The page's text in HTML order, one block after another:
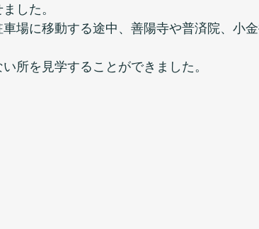
した。
場に移動する途中、善陽寺や普済院、小
所を見学することができました。